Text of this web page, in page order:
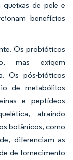
queixas de pele e
benefícios
Os probióticos
mas exigem
Os pós-bióticos
de metabólitos
e peptídeos
atraindo
botânicos, como
diferenciam as
de fornecimento